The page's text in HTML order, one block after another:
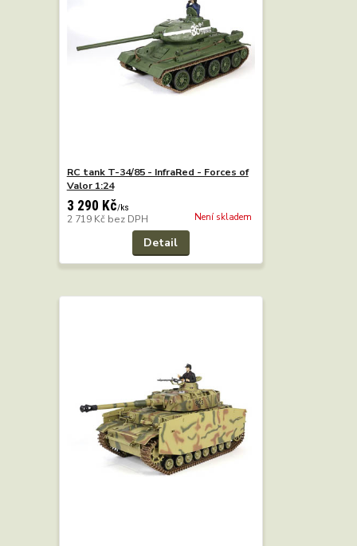
RC tank T-34/85 - InfraRed - Forces of
Valor 1:24
3 290 Kč/ks
2 719 Kč bez DPH Není skladem
Detail